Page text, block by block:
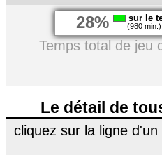
28% sur le
(980 min.)
Temps total de jeu
Le détail de
cliquez sur la ligne d'un